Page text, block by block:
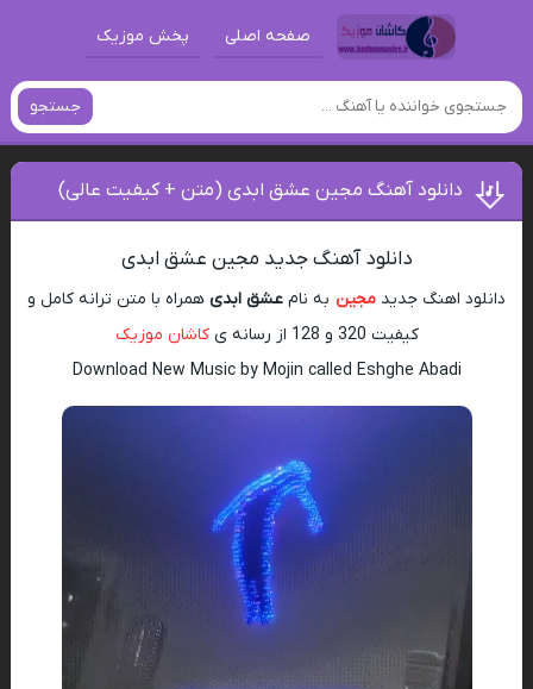
صفحه اصلی پخش موزیک
جستجو
دانلود آهنگ مجین عشق ابدی (متن + کیفیت عالی)
دانلود آهنگ جدید مجین عشق ابدی
دانلود اهنگ جدید مجین به نام عشق ابدی همراه با متن ترانه کامل و
کیفیت 320 و 128 از رسانه ی
کاشان موزیک
Download New Music by Mojin called Eshghe Abadi